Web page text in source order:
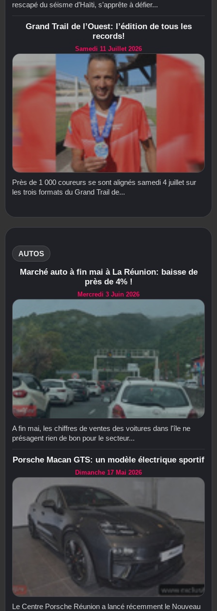
rescapé du séisme d’Haïti, s’apprête à défier...
Grand Trail de l’Ouest: l’édition de tous les
records!
Samedi 11 Juillet 2026
Près de 1 000 coureurs se sont alignés samedi 4 juillet sur
les trois formats du Grand Trail de...
AUTOS
Marché auto à fin mai à La Réunion: baisse de
près de 4% !
Mercredi 3 Juin 2026
A fin mai, les chiffres de ventes des voitures dans l'île ne
présagent rien de bon pour le secteur...
Porsche Macan GTS: un modèle électrique sportif
Dimanche 17 Mai 2026
Le Centre Porsche Réunion a lancé récemment le Nouveau